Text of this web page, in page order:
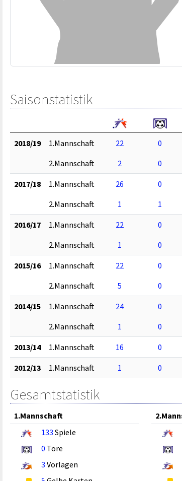
Saisonstatistik
2018/19 1.Mannschaft 22 0
2.Mannschaft
2 0
2017/18 1.Mannschaft 26 0
2.Mannschaft
1 1
2016/17 1.Mannschaft 22 0
2.Mannschaft
1 0
2015/16 1.Mannschaft 22 0
2.Mannschaft
5 0
2014/15 1.Mannschaft 24 0
2.Mannschaft
1 0
2013/14 1.Mannschaft 16 0
2012/13 1.Mannschaft 1 0
Gesamtstatistik
1.Mannschaft
133 Spiele
0 Tore
3 Vorlagen